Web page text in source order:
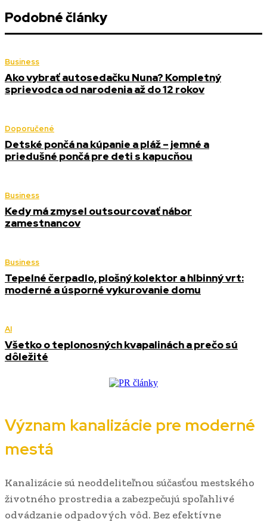
Podobné články
Business
Ako vybrať autosedačku Nuna? Kompletný
sprievodca od narodenia až do 12 rokov
Doporučené
Detské pončá na kúpanie a pláž – jemné a
priedušné pončá pre deti s kapucňou
Business
Kedy má zmysel outsourcovať nábor
zamestnancov
Business
Tepelné čerpadlo, plošný kolektor a hlbinný vrt:
moderné a úsporné vykurovanie domu
AI
Všetko o teplonosných kvapalinách a prečo sú
dôležité
Význam kanalizácie pre moderné
mestá
Kanalizácie sú neoddeliteľnou súčasťou mestského
životného prostredia a zabezpečujú spoľahlivé
odvádzanie odpadových vôd. Bez efektívne